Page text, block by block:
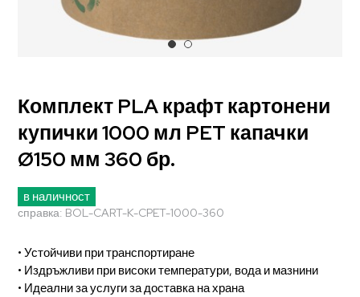
Комплект PLA крафт картонени
купички 1000 мл PET капачки
Ø150 мм 360 бр.
в наличност
справка: BOL-CART-K-CPET-1000-360
• Устойчиви при транспортиране
• Издръжливи при високи температури, вода и мазнини
• Идеални за услуги за доставка на храна